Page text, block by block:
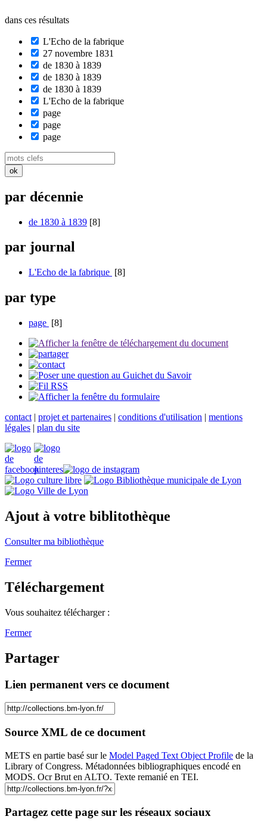
dans ces résultats
L'Echo de la fabrique
27 novembre 1831
de 1830 à 1839
de 1830 à 1839
de 1830 à 1839
L'Echo de la fabrique
page
page
page
par décennie
de 1830 à 1839 [8]
par journal
L'Echo de la fabrique [8]
par type
page [8]
contact | projet et partenaires | conditions d'utilisation | mentions
légales | plan du site
Ajout à votre biblitothèque
Consulter ma bibliothèque
Fermer
Téléchargement
Vous souhaitez télécharger :
Fermer
Partager
Lien permanent vers ce document
Source XML de ce document
METS en partie basé sur le Model Paged Text Object Profile de la
Library of Congress. Métadonnées bibliographiques encodé en
MODS. Ocr Brut en ALTO. Texte remanié en TEI.
Partagez cette page sur les réseaux sociaux